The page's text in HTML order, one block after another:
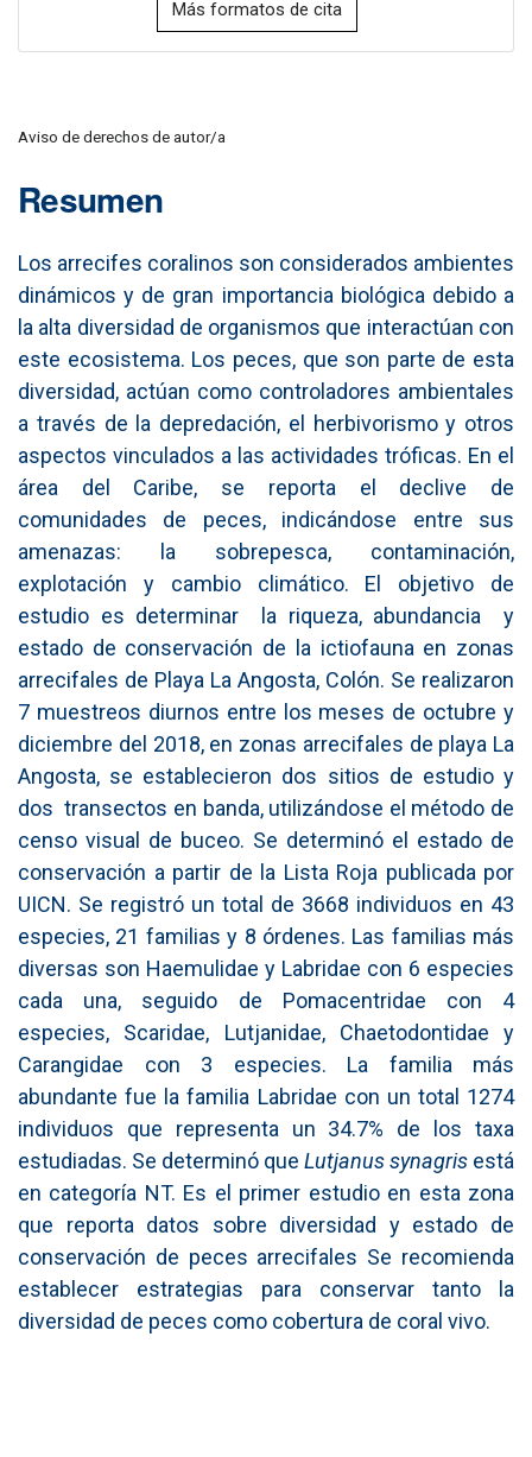
Más formatos de cita
Aviso de derechos de autor/a
Resumen
Los arrecifes coralinos son considerados ambientes
dinámicos y de gran importancia biológica debido a
la alta diversidad de organismos que interactúan con
este ecosistema. Los peces, que son parte de esta
diversidad, actúan como controladores ambientales
a través de la depredación, el herbivorismo y otros
aspectos vinculados a las actividades tróficas. En el
área del Caribe, se reporta el declive de
comunidades de peces, indicándose entre sus
amenazas: la sobrepesca, contaminación,
explotación y cambio climático. El objetivo de
estudio es determinar la riqueza, abundancia y
estado de conservación de la ictiofauna en zonas
arrecifales de Playa La Angosta, Colón. Se realizaron
7 muestreos diurnos entre los meses de octubre y
diciembre del 2018, en zonas arrecifales de playa La
Angosta, se establecieron dos sitios de estudio y
dos transectos en banda, utilizándose el método de
censo visual de buceo. Se determinó el estado de
conservación a partir de la Lista Roja publicada por
UICN. Se registró un total de 3668 individuos en 43
especies, 21 familias y 8 órdenes. Las familias más
diversas son Haemulidae y Labridae con 6 especies
cada una, seguido de Pomacentridae con 4
especies, Scaridae, Lutjanidae, Chaetodontidae y
Carangidae con 3 especies. La familia más
abundante fue la familia Labridae con un total 1274
individuos que representa un 34.7% de los taxa
estudiadas. Se determinó que Lutjanus synagris está
en categoría NT. Es el primer estudio en esta zona
que reporta datos sobre diversidad y estado de
conservación de peces arrecifales Se recomienda
establecer estrategias para conservar tanto la
diversidad de peces como cobertura de coral vivo.